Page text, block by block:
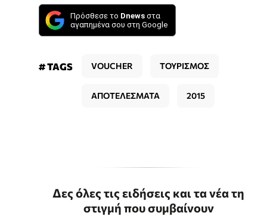
Πρόσθεσε το Dnews στα
αγαπημένα σου στη Google
# TAGS VOUCHER ΤΟΥΡΙΣΜΟΣ
ΑΠΟΤΕΛΕΣΜΑΤΑ 2015
Δες όλες τις ειδήσεις και τα νέα τη
στιγμή που συμβαίνουν